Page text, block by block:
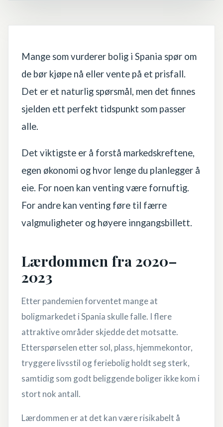
Mange som vurderer bolig i Spania spør om
de bør kjøpe nå eller vente på et prisfall.
Det er et naturlig spørsmål, men det finnes
sjelden ett perfekt tidspunkt som passer
alle.
Det viktigste er å forstå markedskreftene,
egen økonomi og hvor lenge du planlegger å
eie. For noen kan venting være fornuftig.
For andre kan venting føre til færre
valgmuligheter og høyere inngangsbillett.
Lærdommen fra 2020–
2023
Etter pandemien forventet mange at
boligmarkedet i Spania skulle falle. I flere
attraktive områder skjedde det motsatte.
Etterspørselen etter sol, plass, hjemmekontor,
tryggere livsstil og feriebolig holdt seg sterk,
samtidig som godt beliggende boliger ikke kom i
stort nok antall.
Lærdommen er at det kan være risikabelt å